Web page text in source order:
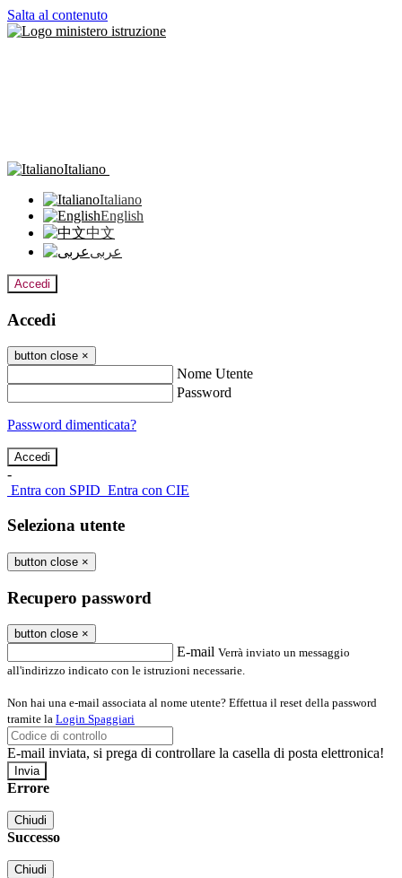
Salta al contenuto
Italiano
Italiano
English
中文
عربى
Accedi
Accedi
button close ×
Nome Utente
Password
Password dimenticata?
-
Entra con SPID Entra con CIE
Seleziona utente
button close ×
Recupero password
button close ×
E-mail Verrà inviato un messaggio
all'indirizzo indicato con le istruzioni necessarie.
Non hai una e-mail associata al nome utente? Effettua il reset della password
tramite la Login Spaggiari
E-mail inviata, si prega di controllare la casella di posta elettronica!
Errore
Chiudi
Successo
Chiudi